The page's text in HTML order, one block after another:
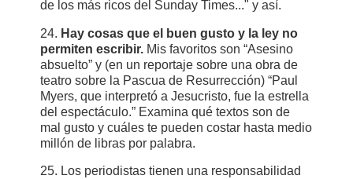
de los más ricos del Sunday Times..." y así.
24. Hay cosas que el buen gusto y la ley no
permiten escribir. Mis favoritos son “Asesino
absuelto” y (en un reportaje sobre una obra de
teatro sobre la Pascua de Resurrección) “Paul
Myers, que interpretó a Jesucristo, fue la estrella
del espectáculo.” Examina qué textos son de
mal gusto y cuáles te pueden costar hasta medio
millón de libras por palabra.
25. Los periodistas tienen una responsabilidad